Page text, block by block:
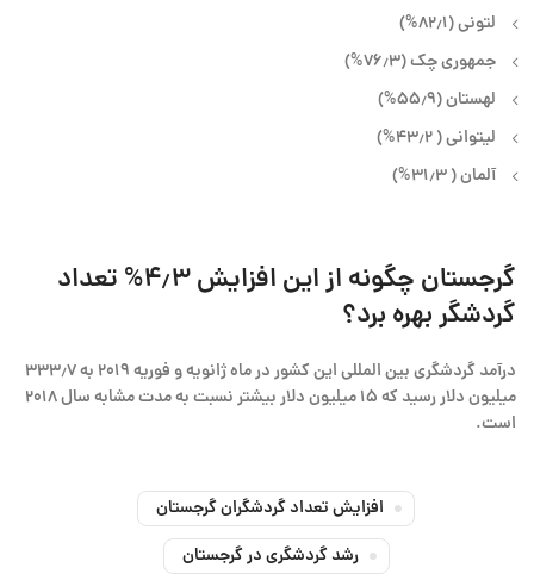
لتونی (۸۲٫۱%)
جمهوری چک (۷۶٫۳%)
لهستان (۵۵٫۹%)
لیتوانی ( ۴۳٫۲%)
آلمان ( ۳۱٫۳%)
گرجستان چگونه از این افزایش ۴٫۳% تعداد
گردشگر بهره برد؟
درآمد گردشگری بین المللی این کشور در ماه ژانویه و فوریه ۲۰۱۹ به ۳۳۳٫۷
میلیون دلار رسید که ۱۵ میلیون دلار بیشتر نسبت به مدت مشابه سال ۲۰۱۸
است.
افزایش تعداد گردشگران گرجستان
رشد گردشگری در گرجستان